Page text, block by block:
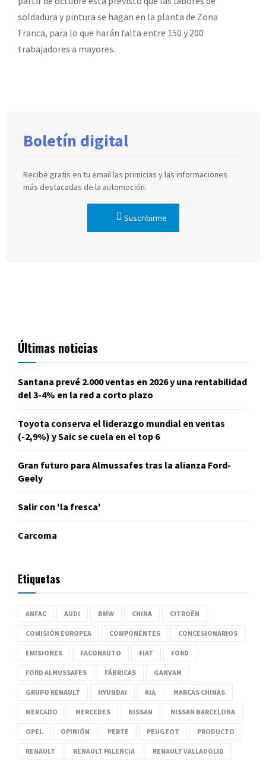
soldadura y pintura se hagan en la planta de Zona
Franca, para lo que harán falta entre 150 y 200
trabajadores a mayores.
Boletín digital
Recibe gratis en tu email las primicias y las informaciones
más destacadas de la automoción.
Suscribirme
Últimas noticias
Santana prevé 2.000 ventas en 2026 y una rentabilidad
del 3-4% en la red a corto plazo
Toyota conserva el liderazgo mundial en ventas
(-2,9%) y Saic se cuela en el top 6
Gran futuro para Almussafes tras la alianza Ford-
Geely
Salir con 'la fresca'
Carcoma
Etiquetas
ANFAC AUDI BMW CHINA CITROËN
COMISIÓN EUROPEA COMPONENTES CONCESIONARIOS
EMISIONES FACONAUTO FIAT FORD
FORD ALMUSSAFES FÁBRICAS GANVAM
GRUPO RENAULT HYUNDAI KIA MARCAS CHINAS
MERCADO MERCEDES NISSAN NISSAN BARCELONA
OPEL OPINIÓN PERTE PEUGEOT PRODUCTO
RENAULT RENAULT PALENCIA RENAULT VALLADOLID